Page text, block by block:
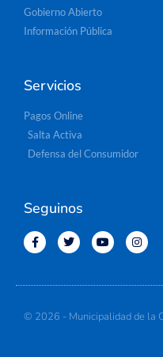
Gobierno Abierto
Información Pública
Servicios
Pagos Online
Salta Activa
Defensa del Consumidor
Seguinos
© 2026 - Municipalidad de la